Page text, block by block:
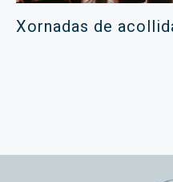
Xornadas de